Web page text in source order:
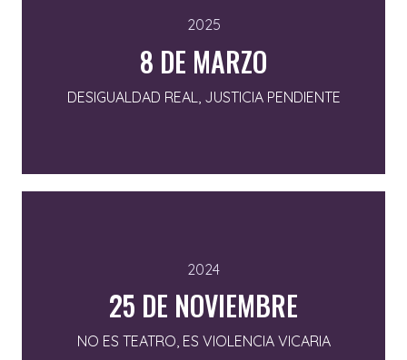
2025
8 DE MARZO
DESIGUALDAD REAL, JUSTICIA PENDIENTE
2024
25 DE NOVIEMBRE
NO ES TEATRO, ES VIOLENCIA VICARIA